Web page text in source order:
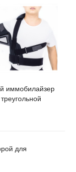
иммобилайзер
для